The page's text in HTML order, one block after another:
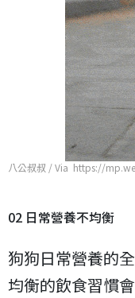
八公叔叔 / Via https://
02 日常營養不均衡
狗狗日常營養的
均衡的飲食習慣